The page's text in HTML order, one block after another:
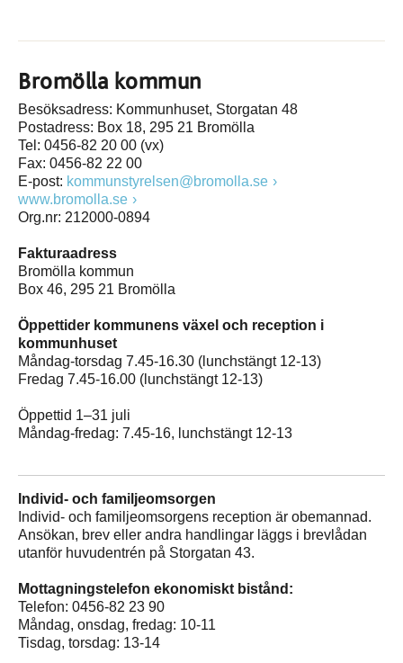
Bromölla kommun
Besöksadress: Kommunhuset, Storgatan 48
Postadress: Box 18, 295 21 Bromölla
Tel: 0456-82 20 00 (vx)
Fax: 0456-82 22 00
E-post: kommunstyrelsen@bromolla.se
www.bromolla.se
Org.nr: 212000-0894
Fakturaadress
Bromölla kommun
Box 46, 295 21 Bromölla
Öppettider kommunens växel och reception i
kommunhuset
Måndag-torsdag 7.45-16.30 (lunchstängt 12-13)
Fredag 7.45-16.00 (lunchstängt 12-13)
Öppettid 1–31 juli
Måndag-fredag: 7.45-16, lunchstängt 12-13
Individ- och familjeomsorgen
Individ- och familjeomsorgens reception är obemannad.
Ansökan, brev eller andra handlingar läggs i brevlådan
utanför huvudentrén på Storgatan 43.
Mottagningstelefon ekonomiskt bistånd:
Telefon: 0456-82 23 90
Måndag, onsdag, fredag: 10-11
Tisdag, torsdag: 13-14